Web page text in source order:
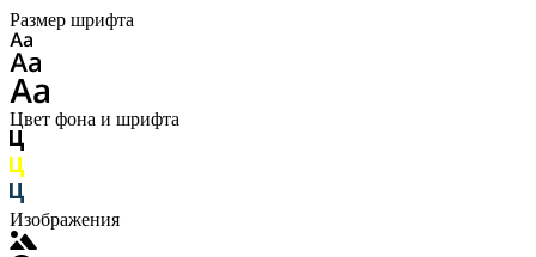
Размер шрифта
Цвет фона и шрифта
Изображения